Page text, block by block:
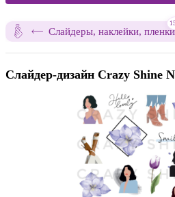
Слайдеры, наклейки, пленки
Слайдер-дизайн Crazy Shine